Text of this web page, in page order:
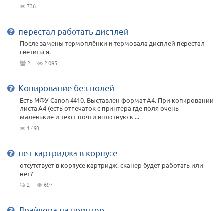
736
перестал работать дисплей
После замены термоплёнки и термовала дисплей перестал
светиться.
2 2 095
Копирование без полей
Есть МФУ Canon 4410. Выставлен формат А4. При копировании
листа А4 (есть отпечаток с принтера где поля очень
маленькие и текст почти вплотную к ...
1 493
нет картриджа в корпусе
отсутствует в корпусе картридж. сканер будет работать или
нет?
2 697